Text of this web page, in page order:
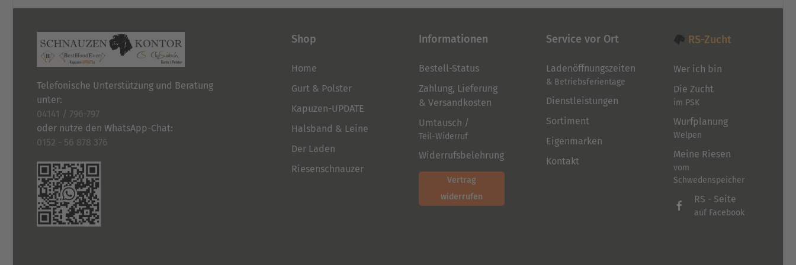
Telefonische Unterstützung und Beratung
unter:
04141 / 796-797
oder nutze den WhatsApp-Chat:
0152 - 56 878 376
Shop
Home
Gurt & Polster
Kapuzen-UPDATE
Halsband & Leine
Der Laden
Riesenschnauzer
Informationen
Bestell-Status
Zahlung, Lieferung
& Versandkosten
Umtausch /
Teil-Widerruf
Widerrufsbelehrung
Vertrag
widerrufen
Service vor Ort
Ladenöffnungszeiten
& Betriebsferientage
Dienstleistungen
Sortiment
Eigenmarken
Kontakt
RS-Zucht
Wer ich bin
Die Zucht
im PSK
Wurfplanung
Welpen
Meine Riesen
vom
Schwedenspeicher
RS - Seite
auf Facebook